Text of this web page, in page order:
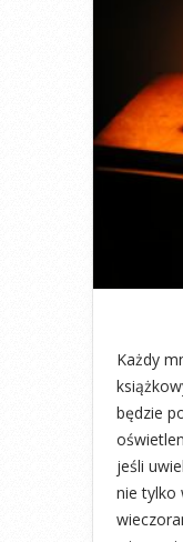
Każdy
będzie
jeśli
nie tylko